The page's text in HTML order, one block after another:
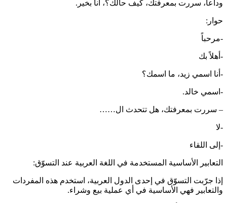
وداعاً، سررت بمعرفتك، كيف حالك؟، أنا بخير.
حوار:
-مرحباً
-أهلاً بك
-أنا اسمي زيد، ما اسمك؟
-اسمي خالد.
– سررت بمعرفتك، هل تتحدث ال……
-لا
-إلى اللقاء
التعابير الأساسية المستخدمة في اللغة العربية عند التسوّق:
إذا جرّبت التسوّق في إحدى الدول العربية، استخدم هذه المفردات
والتعابير فهي الأساسية في أي عملية بيع وشراء.